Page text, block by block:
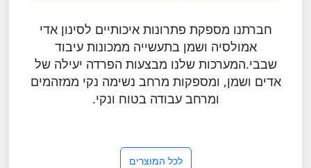
חברתנו מספקת פתרונות איכותיים לסינון אדי
אמולסיה ושמן בתעשייה ממכונות עיבוד
שבבי.המערכות שלנו מבצעות הפרדה יעילה של
אדים ושמן, ומספקות מרחב נשימה נקי ממזהמים
ומרחב עבודה בטוח ונקי.
לכל המוצרים